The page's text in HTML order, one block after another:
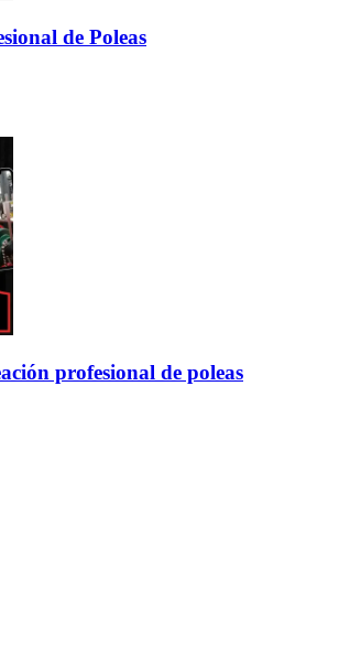
de Poleas
profesional de poleas